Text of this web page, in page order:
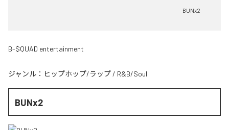
BUNx2
B-$QUAD entertainment
ジャンル： ヒップホップ/ラップ / R&B/Soul
BUNx2